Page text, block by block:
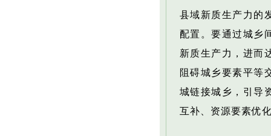
县域新质生产力的
配置。要通过城乡
新质生产力，进而
阻碍城乡要素平等
城链接城乡，引导
互补、资源要素优